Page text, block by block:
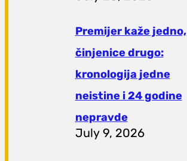
Premijer kaže jedno,
činjenice drugo:
kronologija jedne
neistine i 24 godine
nepravde
July 9, 2026